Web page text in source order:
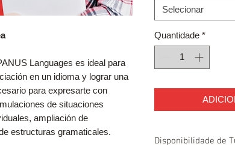
Languages ​​es ideal para
en un idioma y lograr una
para expresarte con
de situaciones
ampliación de
estructuras gramaticales.
Selecionar
Quantidade *
Disponibilidade de